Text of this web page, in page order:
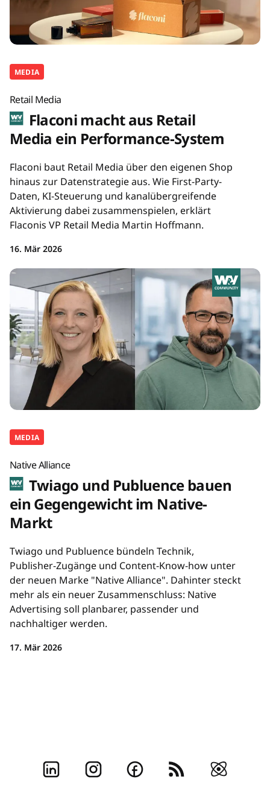
MEDIA
Retail Media
Flaconi macht aus Retail
Media ein Performance-System
Flaconi baut Retail Media über den eigenen Shop
hinaus zur Datenstrategie aus. Wie First-Party-
Daten, KI-Steuerung und kanalübergreifende
Aktivierung dabei zusammenspielen, erklärt
Flaconis VP Retail Media Martin Hoffmann.
16. Mär 2026
MEDIA
Native Alliance
Twiago und Publuence bauen
ein Gegengewicht im Native-
Markt
Twiago und Publuence bündeln Technik,
Publisher-Zugänge und Content-Know-how unter
der neuen Marke "Native Alliance". Dahinter steckt
mehr als ein neuer Zusammenschluss: Native
Advertising soll planbarer, passender und
nachhaltiger werden.
17. Mär 2026